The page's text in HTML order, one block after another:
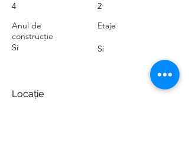
4
Anul de
construcție
Si
2
Etaje
Si
Locație